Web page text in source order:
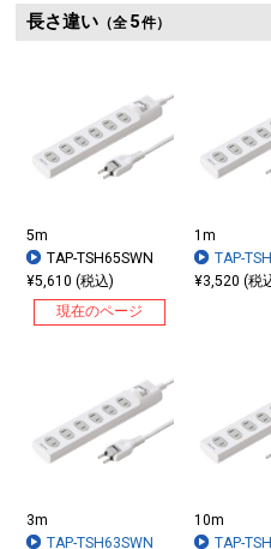
長さ違い（全 5件）
5m
TAP-TSH65SWN
¥5,610 (税込)
現在のページ
1m
TAP-
¥3,520 (税
3m
TAP-TSH63SWN
10m
TAP-